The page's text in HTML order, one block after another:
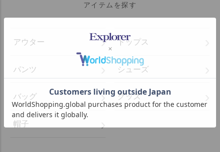
アイテムを探す
アウター トップス
パンツ シューズ
バッグ グッズ
帽子